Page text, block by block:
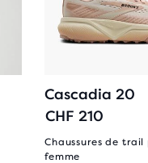
Cascadia 20
CHF 210
Chaussures de trail
femme